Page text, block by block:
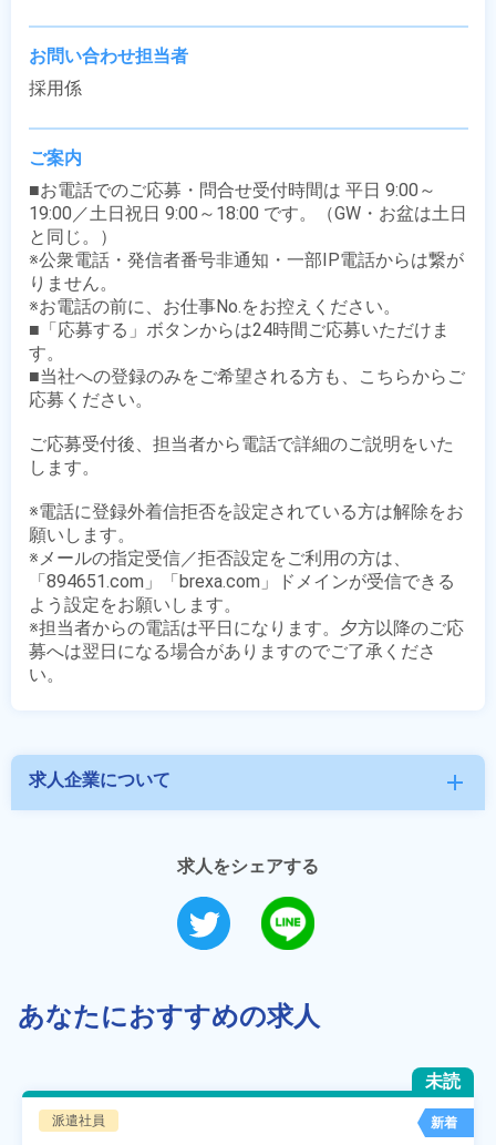
お問い合わせ担当者
採用係
ご案内
■お電話でのご応募・問合せ受付時間は 平日 9:00～
19:00／土日祝日 9:00～18:00 です。（GW・お盆は土日
と同じ。）
※公衆電話・発信者番号非通知・一部IP電話からは繋が
りません。
※お電話の前に、お仕事No.をお控えください。
■「応募する」ボタンからは24時間ご応募いただけま
す。
■当社への登録のみをご希望される方も、こちらからご
応募ください。
ご応募受付後、担当者から電話で詳細のご説明をいた
します。
※電話に登録外着信拒否を設定されている方は解除をお
願いします。
※メールの指定受信／拒否設定をご利用の方は、
「894651.com」「brexa.com」ドメインが受信できる
よう設定をお願いします。
※担当者からの電話は平日になります。夕方以降のご応
募へは翌日になる場合がありますのでご了承くださ
求人企業について add
求人をシェアする
あなたにおすすめの求人
未読
派遣社員 新着